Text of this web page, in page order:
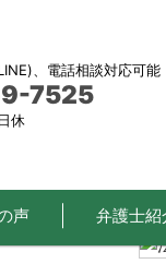
、電話相談対応可能
7525
休
声 弁護士紹